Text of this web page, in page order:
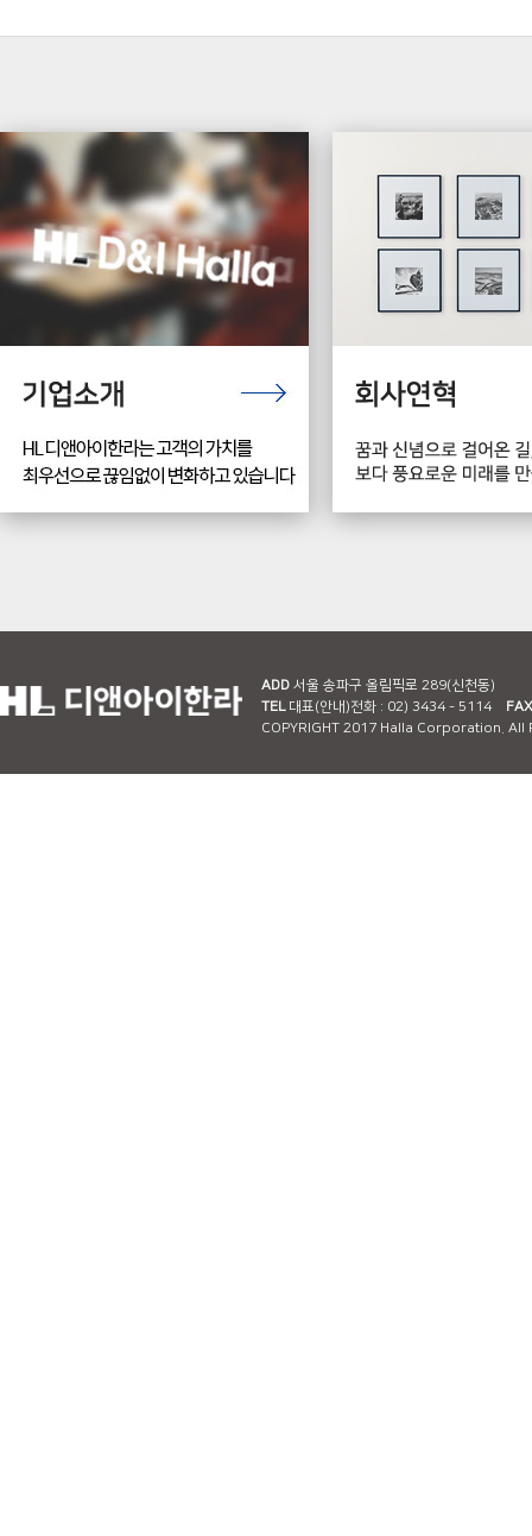
ADD 서울 송파구 올림픽로 289(신천동)
TEL대표(안내)전화 : 02) 3434 - 5114 FAX
COPYRIGHT 2017 Halla Corporation. All